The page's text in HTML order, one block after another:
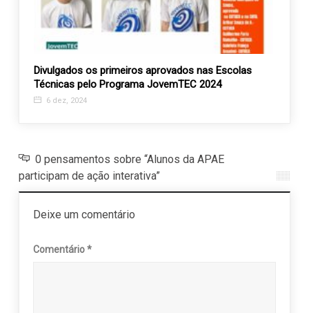
Divulgados os primeiros aprovados nas Escolas
Técnicas pelo Programa JovemTEC 2024
6 dez, 2024
0 pensamentos sobre “Alunos da APAE
participam de ação interativa”
Deixe um comentário
Comentário*